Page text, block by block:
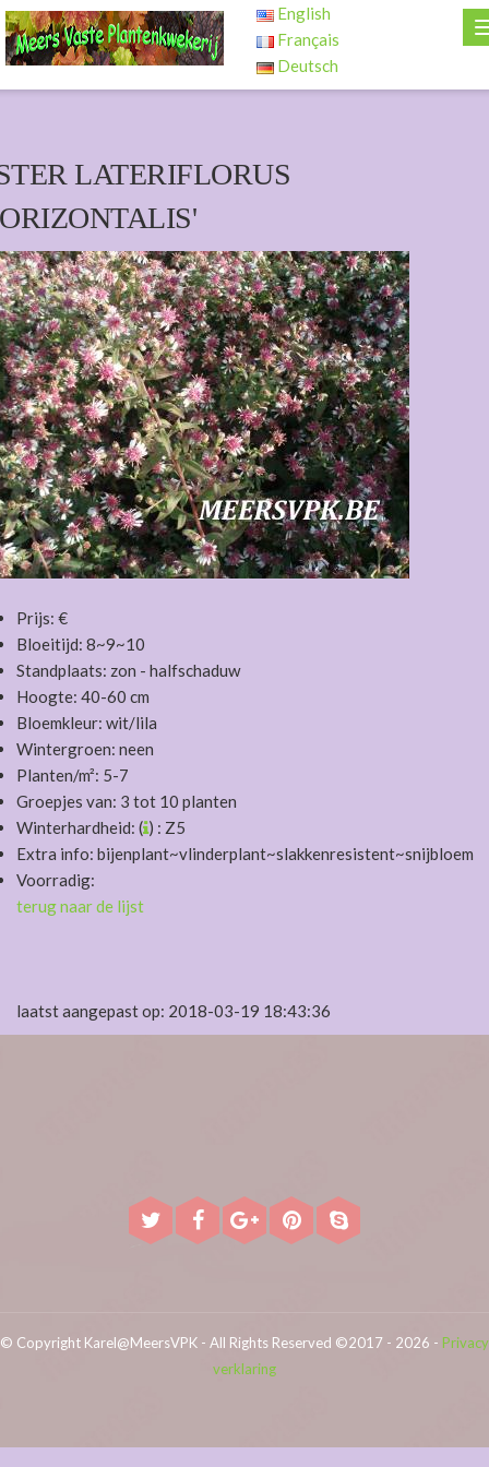
English
Français
Deutsch
LATERIFLORUS
Prijs: €
Bloeitijd: 8~9~10
Standplaats: zon - halfschaduw
Hoogte: 40-60 cm
Bloemkleur: wit/lila
Wintergroen: neen
Planten/m²: 5-7
Groepjes van: 3 tot 10 planten
Winterhardheid: ( ) : Z5
Extra info: bijenplant~vlinderplant~slakkenresistent~snijbloem
Voorradig:
terug naar de lijst
laatst aangepast op: 2018-03-19 18:43:36
© Copyright Karel@MeersVPK - All Rights Reserved ©2017 - 2026 - Privacy
verklaring